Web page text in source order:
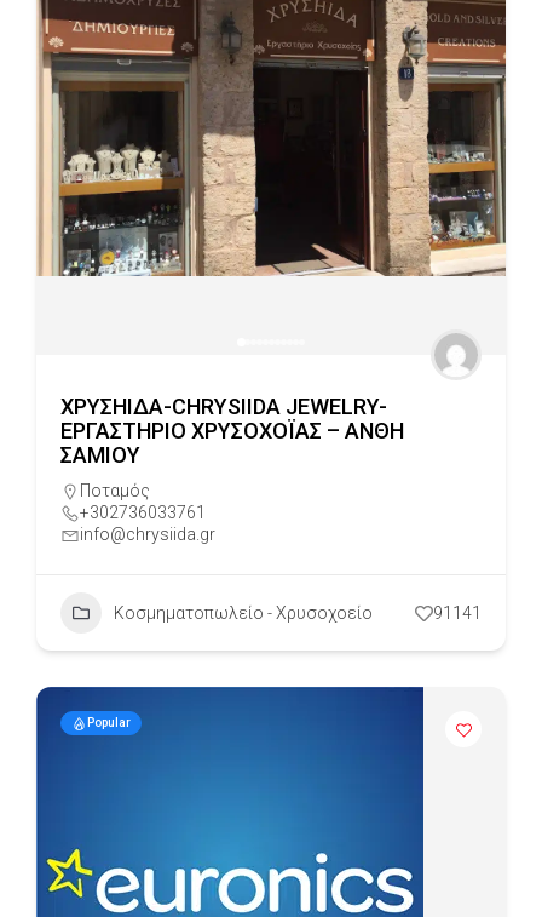
ΧΡΥΣΗΙΔΑ-CHRYSIIDA JEWELRY-
ΕΡΓΑΣΤΗΡΙΟ ΧΡΥΣΟΧΟΪΑΣ – ΑΝΘΗ
ΣΑΜΙΟΥ
Ποταμός
+302736033761
info@chrysiida.gr
Κοσμηματοπωλείο - Χρυσοχοείο 91141
Popular